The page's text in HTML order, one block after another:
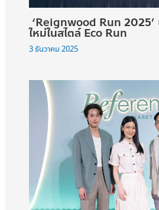
‘Reignwood Run
ใหม่ในสไตล์ Eco Run
3 ธันวาคม 2025